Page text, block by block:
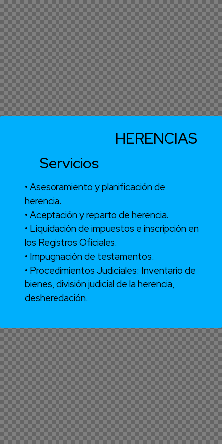
HERENCIAS
Servicios
• Asesoramiento y planificación de
herencia.
• Aceptación y reparto de herencia.
• Liquidación de impuestos e inscripción en
los Registros Oficiales.
• Impugnación de testamentos.
• Procedimientos Judiciales: Inventario de
bienes, división judicial de la herencia,
desheredación.